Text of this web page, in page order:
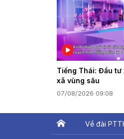
Tiếng Thái: Đầu
xã vùng sâu
07/08/2026 09:08
Về đài